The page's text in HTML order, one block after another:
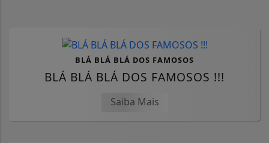
BLÁ BLÁ BLÁ DOS FAMOSOS
BLÁ BLÁ BLÁ DOS FAMOSOS !!!
Saiba Mais